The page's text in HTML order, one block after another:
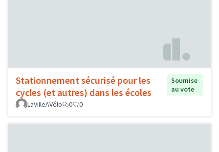
Stationnement sécurisé pour les
cycles (et autres) dans les écoles
Soumise
au vote
LaVilleAVélo
0 0